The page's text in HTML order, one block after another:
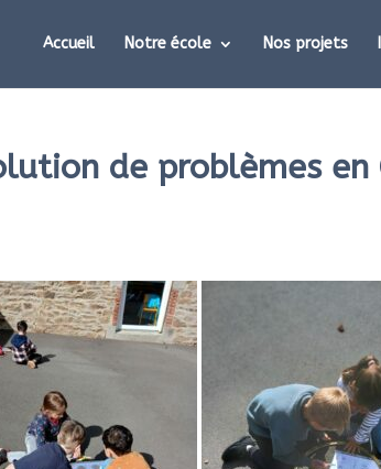
Accueil Notre école Nos projets
de problèmes en